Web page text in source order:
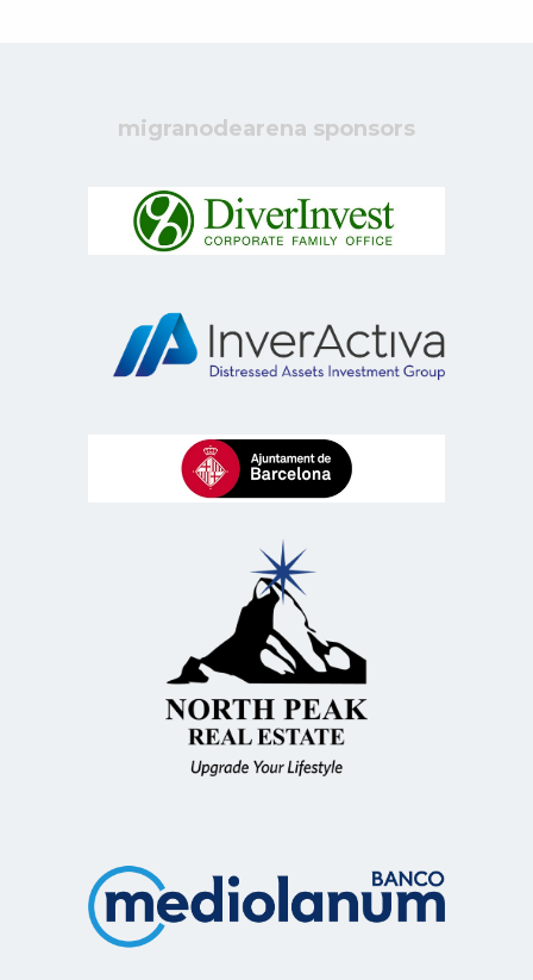
migranodearena sponsors